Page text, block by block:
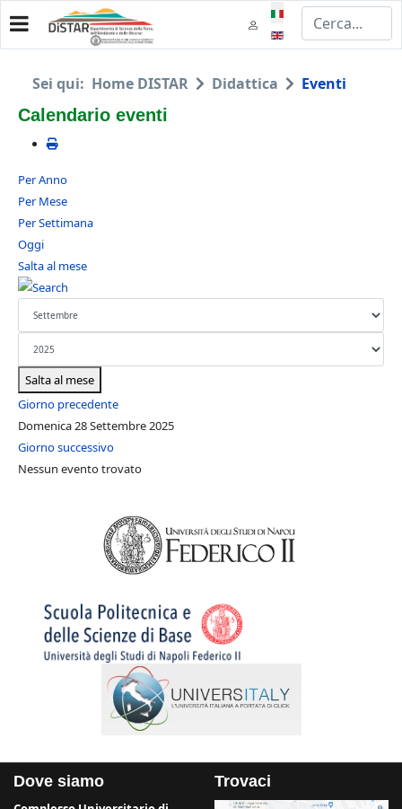
Seleziona la tua lingua
Sei qui: Home DISTAR Didattica
Eventi
Calendario eventi
Per Anno
Per Mese
Per Settimana
Oggi
Salta al mese
Salta al mese
Giorno precedente
Domenica 28 Settembre 2025
Giorno successivo
Nessun evento trovato
Dove siamo Trovaci